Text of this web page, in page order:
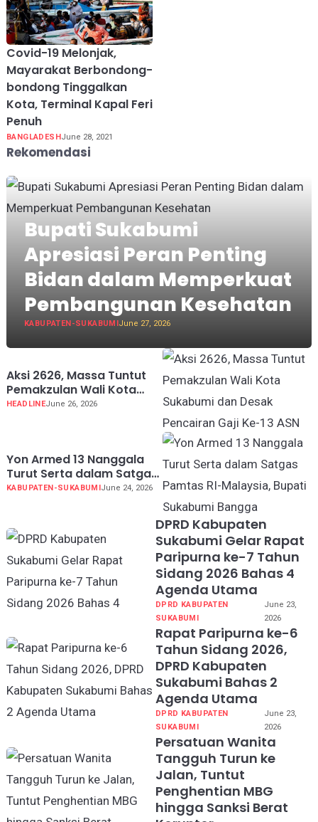
Covid-19 Melonjak,
Mayarakat Berbondong-
bondong Tinggalkan
Kota, Terminal Kapal Feri
Penuh
BANGLADESHJune 28, 2021
Rekomendasi
Bupati Sukabumi
Apresiasi Peran Penting
Bidan dalam Memperkuat
Pembangunan Kesehatan
KABUPATEN-SUKABUMIJune 27, 2026
Aksi 2626, Massa Tuntut
Pemakzulan Wali Kota
Sukabumi dan Desak
HEADLINEJune 26, 2026
Yon Armed 13 Nanggala
Turut Serta dalam Satgas
Pamtas RI-Malaysia,
KABUPATEN-SUKABUMI June 24, 2026
DPRD Kabupaten
Sukabumi Gelar Rapat
Paripurna ke-7 Tahun
Sidang 2026 Bahas 4
Agenda Utama
DPRD KABUPATEN
SUKABUMI
June 23,
2026
Rapat Paripurna ke-6
Tahun Sidang 2026,
DPRD Kabupaten
Sukabumi Bahas 2
Agenda Utama
DPRD KABUPATEN
SUKABUMI
June 23,
2026
Persatuan Wanita
Tangguh Turun ke
Jalan, Tuntut
Penghentian MBG
hingga Sanksi Berat